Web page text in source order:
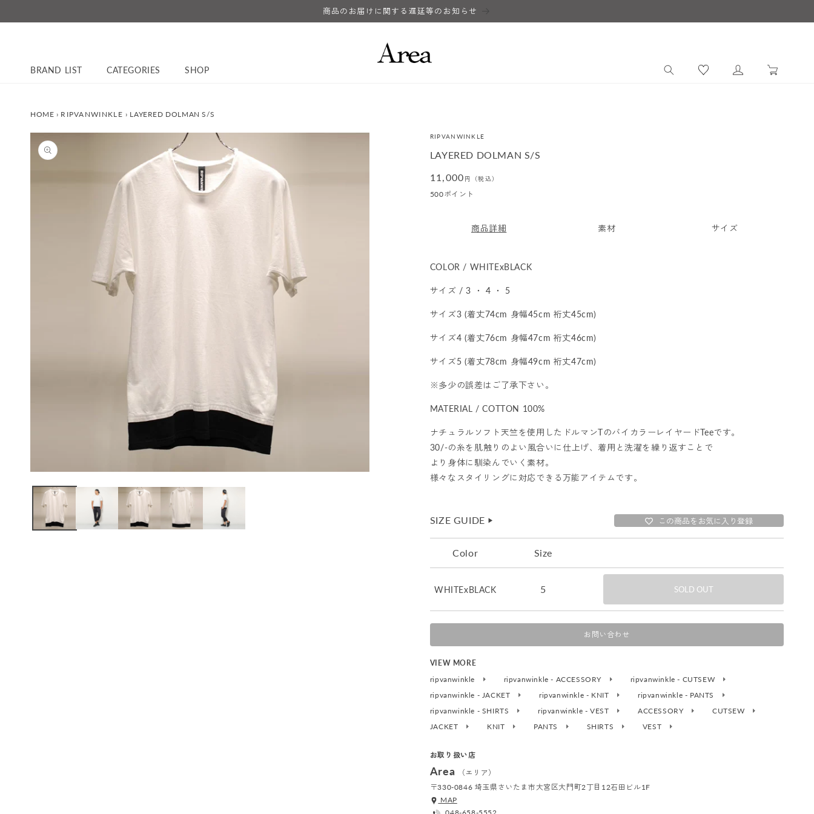
進む
商品のお届けに関する遅延等のお知らせ
BRAND LIST CATEGORIES SHOP
イ
ー
HOME › RIPVANWINKLE › LAYERED DOLMAN S/S
RIPVANWINKLE
LAYERED DOLMAN S/S
通
常
11,000 円（税込）
500ポイント
商品詳細 素材 サイズ
COLOR / WHITExBLACK
サイズ / 3 ・ 4 ・ 5
サイズ3 (着丈74cm 身幅45cm 裄丈45cm)
サイズ4 (着丈76cm 身幅47cm 裄丈46cm)
サイズ5 (着丈78cm 身幅49cm 裄丈47cm)
※多少の誤差はご了承下さい。
MATERIAL / COTTON 100%
ナチュラルソフト天竺を使用したドルマンTのバイカラーレイヤードTeeです。
30/-の糸を肌触りのよい風合いに仕上げ、着用と洗濯を繰り返すことで
より身体に馴染んでいく素材。
様々なスタイリングに対応できる万能アイテムです。
SIZE GUIDE ▶︎ この商品をお気に入り登録
Color Size
WHITExBLACK 5 SOLD OUT
お問い合わせ
VIEW MORE
ripvanwinkle
ripvanwinkle - ACCESSORY
ripvanwinkle - CUTSEW
ripvanwinkle - JACKET
ripvanwinkle - KNIT
ripvanwinkle - PANTS
ripvanwinkle - SHIRTS
ripvanwinkle - VEST ACCESSORY
CUTSEW
JACKET
KNIT PANTS SHIRTS VEST
お取り扱い店
Area
（エリア）
〒330-0846 埼玉県さいたま市大宮区大門町2丁目12石田ビル1F
MAP